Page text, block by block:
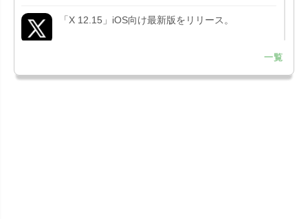
「X 12.15」iOS向け最新版をリリース。
Liguid G...
一覧